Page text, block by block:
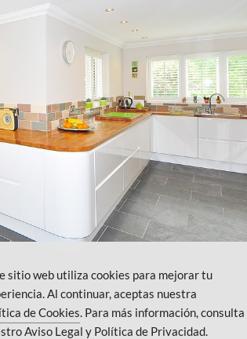
sitio web utiliza cookies para mejorar tu
Al continuar, aceptas nuestra
de Cookies . Para más información, consulta
Aviso Legal y Política de Privacidad